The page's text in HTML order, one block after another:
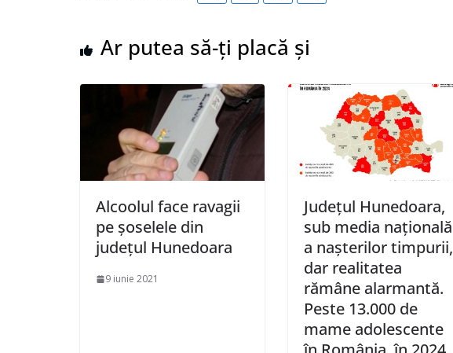
Ar putea să-ți placă și
Alcoolul face ravagii
pe șoselele din
județul Hunedoara
9 iunie 2021
Județul Hunedoara,
sub media națională
a nașterilor timpurii,
dar realitatea
rămâne alarmantă.
Peste 13.000 de
mame adolescente